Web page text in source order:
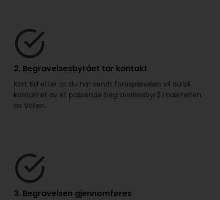
2. Begravelsesbyrået tar kontakt
Kort tid etter at du har sendt forespørselen vil du bli
kontaktet av et passende begravelsesbyrå i nærheten
av Vollen.
3. Begravelsen gjennomføres